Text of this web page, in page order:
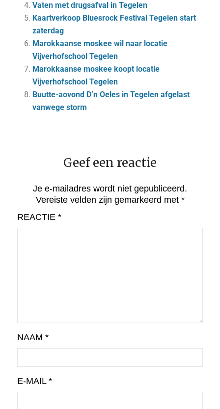
Vaten met drugsafval in Tegelen
Kaartverkoop Bluesrock Festival Tegelen start
zaterdag
Marokkaanse moskee wil naar locatie
Vijverhofschool Tegelen
Marokkaanse moskee koopt locatie
Vijverhofschool Tegelen
Buutte-aovond D’n Oeles in Tegelen afgelast
vanwege storm
Geef een reactie
Je e-mailadres wordt niet gepubliceerd.
Vereiste velden zijn gemarkeerd met *
REACTIE *
NAAM *
E-MAIL *